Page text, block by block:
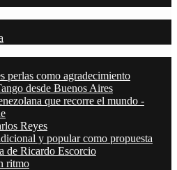
perlas como agradecimiento
desde Buenos Aires
que recorre el mundo -
Reyes
y popular como propuesta
de Ricardo Escorcio
ritmo